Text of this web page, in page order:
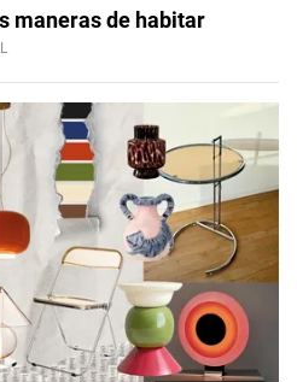
maneras de habitar